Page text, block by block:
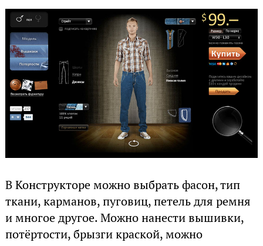
В Конструкторе можно выбрать фасон, тип
ткани, карманов, пуговиц, петель для ремня
и многое другое. Можно нанести вышивки,
потёртости, брызги краской, можно